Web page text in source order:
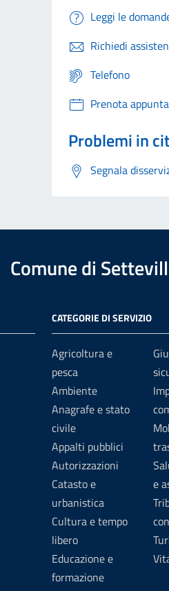
Leggi le
Richiedi
Telefono
Prenota
Problemi in
Segnala
Comune di
CATEGORIE DI SERVIZIO
Agricoltura e
pesca
Ambiente
Anagrafe e stato
civile
Appalti pubblici
Autorizzazioni
Catasto e
urbanistica
Cultura e tempo
libero
Educazione e
formazione
e